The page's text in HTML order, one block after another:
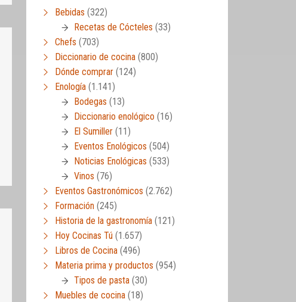
Bebidas (322)
Recetas de Cócteles (33)
Chefs (703)
Diccionario de cocina (800)
Dónde comprar (124)
Enología (1.141)
Bodegas (13)
Diccionario enológico (16)
El Sumiller (11)
Eventos Enológicos (504)
Noticias Enológicas (533)
Vinos (76)
Eventos Gastronómicos (2.762)
Formación (245)
Historia de la gastronomía (121)
Hoy Cocinas Tú (1.657)
Libros de Cocina (496)
Materia prima y productos (954)
Tipos de pasta (30)
Muebles de cocina (18)